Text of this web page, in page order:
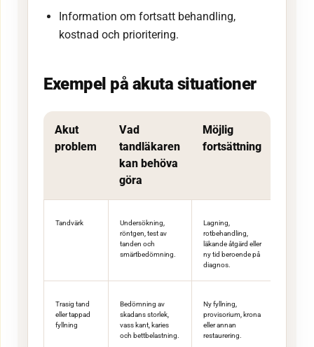
Information om fortsatt behandling,
kostnad och prioritering.
Exempel på akuta situationer
Akut
problem
Vad
tandläkaren
kan behöva
göra
Möjlig
fortsättning
Tandvärk
Undersökning,
röntgen, test av
tanden och
smärtbedömning.
Lagning,
rotbehandling,
läkande åtgärd eller
ny tid beroende på
diagnos.
Trasig tand
eller tappad
fyllning
Bedömning av
skadans storlek,
vass kant, karies
och bettbelastning.
Ny fyllning,
provisorium, krona
eller annan
restaurering.